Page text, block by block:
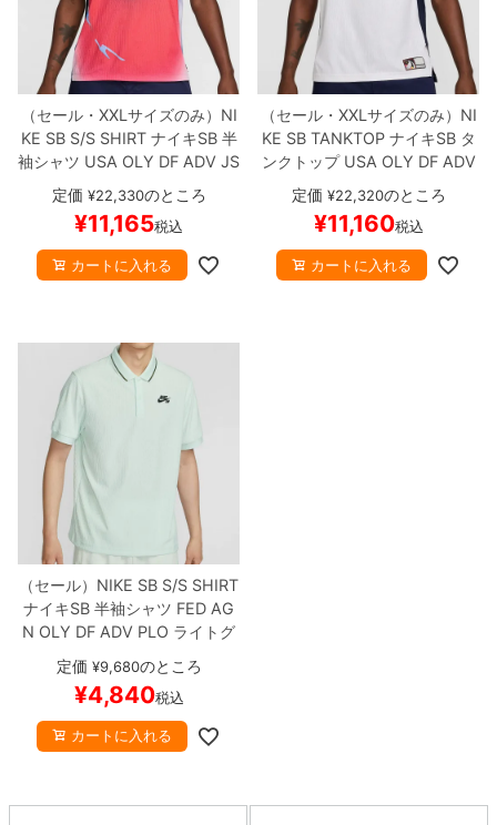
（セール・XXLサイズのみ） NI
KE SB S/S SHIRTナイキSB半
袖シャツ USA OLY DF ADV JS
Y SS紺/赤
ートボード スケボー【キャン
セル/返品/交換不可商品】
定価 ¥22,330のところ
¥11,165税込
カートに入れる
（セール・XXLサイズのみ） NI
KE SB TANKTOPナイキSBタ
ンクトップUSA OLY DF ADV
JSY TANK
スケートボード スケボー
【キャンセル/返品/交換不可商
品】
定価 ¥22,320のところ
¥11,160税込
カートに入れる
（セール） NIKE SB S/S SHIRT
ナイキSB 半袖シャツ FED AG
N OLY DF ADV PLO ライトグ
リーン
ボード スケボー【キャンセル/
返品/交換不可商品】
定価 ¥9,680のところ
¥4,840税込
カートに入れる
7.9inch
8.0inch
8.1inch
8.2inch
8.3inch
8.6inch
8.7inch
8.8inch
8.9inch
9.0inch以上
シェイプデッキ
高性能デッキ
8.0inch
8.1inch
8.2inch
8.3inch
8.4inch
8.7inch
8.8inch
8.9inch
9.0inch以上
58mm
59mm
60mm
62mm
63mm
70mm
72mm
75mm
110mm
パウエルペラルタ DF（ドラゴンフォーミュ
ラ）
ソフトウィール（クルーザー）
ボルト
パーツ・その他
足回りセット（トラック・ウィールセット）
ヘルメット・パッド
練習用アイテム（初心者におすすめ）
メディア（雑誌・DVD・CD）
25cm
25.5cm
26cm
26.5cm
27cm
28.5cm
29cm
29.5cm
30cm
ショーツ
長袖ボタンシャツ
7分袖シャツ・ラグラン
半袖シャツ
キャップ
アンダーウエア
サイズの測り方
スケートパーク情報
特定商取引法に基づく表記